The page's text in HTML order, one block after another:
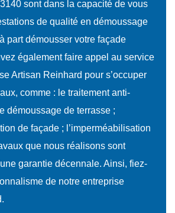
sont dans la capacité de vous
de qualité en démoussage
part démousser votre façade
également faire appel au service
Artisan Reinhard pour s’occuper
comme : le traitement anti-
démoussage de terrasse ;
de façade ; l’imperméabilisation
que nous réalisons sont
garantie décennale. Ainsi, fiez-
de notre entreprise